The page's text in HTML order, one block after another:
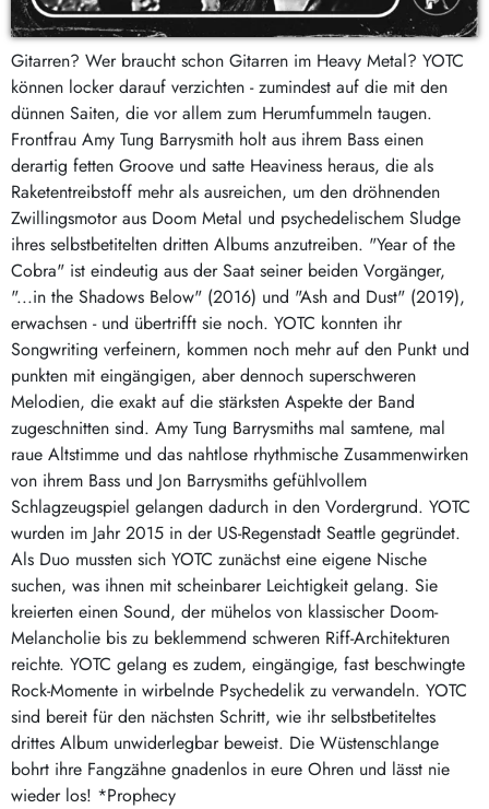
Gitarren? Wer braucht schon Gitarren im Heavy Metal? YOTC
können locker darauf verzichten - zumindest auf die mit den
dünnen Saiten, die vor allem zum Herumfummeln taugen.
Frontfrau Amy Tung Barrysmith holt aus ihrem Bass einen
derartig fetten Groove und satte Heaviness heraus, die als
Raketentreibstoff mehr als ausreichen, um den dröhnenden
Zwillingsmotor aus Doom Metal und psychedelischem Sludge
ihres selbstbetitelten dritten Albums anzutreiben. "Year of the
Cobra" ist eindeutig aus der Saat seiner beiden Vorgänger,
"...in the Shadows Below" (2016) und "Ash and Dust" (2019),
erwachsen - und übertrifft sie noch. YOTC konnten ihr
Songwriting verfeinern, kommen noch mehr auf den Punkt und
punkten mit eingängigen, aber dennoch superschweren
Melodien, die exakt auf die stärksten Aspekte der Band
zugeschnitten sind. Amy Tung Barrysmiths mal samtene, mal
raue Altstimme und das nahtlose rhythmische Zusammenwirken
von ihrem Bass und Jon Barrysmiths gefühlvollem
Schlagzeugspiel gelangen dadurch in den Vordergrund. YOTC
wurden im Jahr 2015 in der US-Regenstadt Seattle gegründet.
Als Duo mussten sich YOTC zunächst eine eigene Nische
suchen, was ihnen mit scheinbarer Leichtigkeit gelang. Sie
kreierten einen Sound, der mühelos von klassischer Doom-
Melancholie bis zu beklemmend schweren Riff-Architekturen
reichte. YOTC gelang es zudem, eingängige, fast beschwingte
Rock-Momente in wirbelnde Psychedelik zu verwandeln. YOTC
sind bereit für den nächsten Schritt, wie ihr selbstbetiteltes
drittes Album unwiderlegbar beweist. Die Wüstenschlange
bohrt ihre Fangzähne gnadenlos in eure Ohren und lässt nie
wieder los! *Prophecy